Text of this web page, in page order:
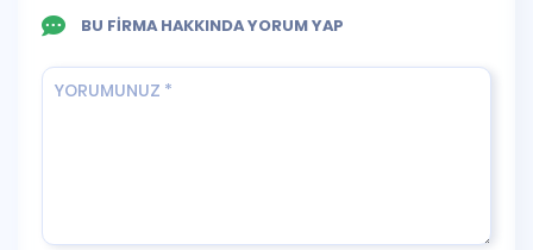
BU FİRMA HAKKINDA YORUM YAP